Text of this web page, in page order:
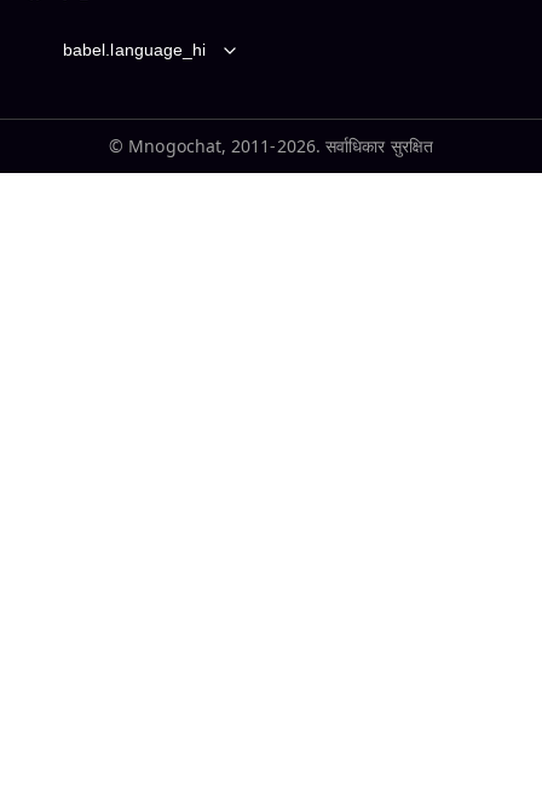
babel.language_hi
© Mnogochat, 2011-2026. सर्वाधिकार सुरक्षित